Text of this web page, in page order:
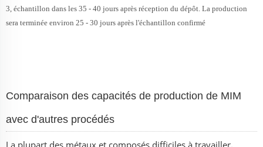
3, échantillon dans les 35 - 40 jours après réception du dépôt. La production
sera terminée environ 25 - 30 jours après l'échantillon confirmé
Comparaison des capacités de production de MIM
avec d'autres procédés